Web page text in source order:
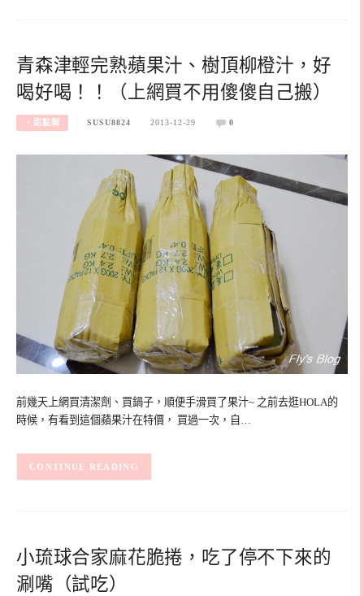
青森津輕完熟蘋果汁、樹頂柳橙汁，好
喝好喝！！（上網買不用傻傻自己搬）
‧甜點類 SUSU8824 2013-12-29 0
前幾天上網買清潔劑、買鍋子，順便手滑買了果汁~ 之前去逛HOLA的
時候，有看到這個蘋果汁在特價， 買過一次，自…
CONTINUE READING
小琉球合家麻花脆捲，吃了停不下來的
涮嘴（試吃）